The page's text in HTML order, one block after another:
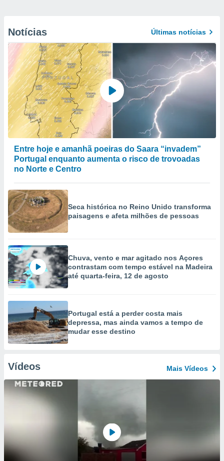
Notícias Últimas notícias
Entre hoje e amanhã poeiras do Saara “invadem”
Portugal enquanto aumenta o risco de trovoadas
no Norte e Centro
Seca histórica no Reino Unido transforma
paisagens e afeta milhões de pessoas
Chuva, vento e mar agitado nos Açores
contrastam com tempo estável na Madeira
até quarta-feira, 12 de agosto
Portugal está a perder costa mais
depressa, mas ainda vamos a tempo de
mudar esse destino
Vídeos Mais Vídeos